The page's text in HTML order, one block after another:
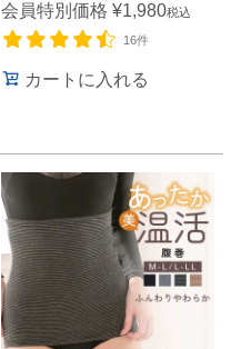
会員特別価格 ¥1,980税込
16件
カートに入れる